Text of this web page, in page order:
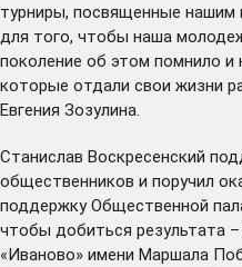
турниры, посвященные нашим
для того, чтобы наша
поколение об этом помнило и
которые отдали свои жизни
Евгения Зозулина.
Станислав Воскресенский
общественников и поручил
поддержку Общественной
чтобы добиться результата
«Иваново» имени Маршала